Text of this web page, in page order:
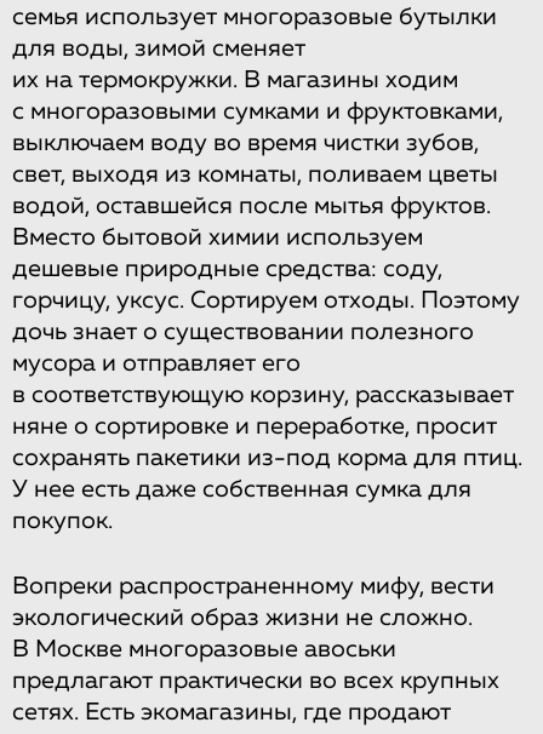
семья использует многоразовые бутылки
для воды, зимой сменяет
их на термокружки. В магазины ходим
с многоразовыми сумками и фруктовками,
выключаем воду во время чистки зубов,
свет, выходя из комнаты, поливаем цветы
водой, оставшейся после мытья фруктов.
Вместо бытовой химии используем
дешевые природные средства: соду,
горчицу, уксус. Сортируем отходы. Поэтому
дочь знает о существовании полезного
мусора и отправляет его
в соответствующую корзину, рассказывает
няне о сортировке и переработке, просит
сохранять пакетики из-под корма для птиц.
У нее есть даже собственная сумка для
покупок.
Вопреки распространенному мифу, вести
экологический образ жизни не сложно.
В Москве многоразовые авоськи
предлагают практически во всех крупных
сетях. Есть экомагазины, где продают